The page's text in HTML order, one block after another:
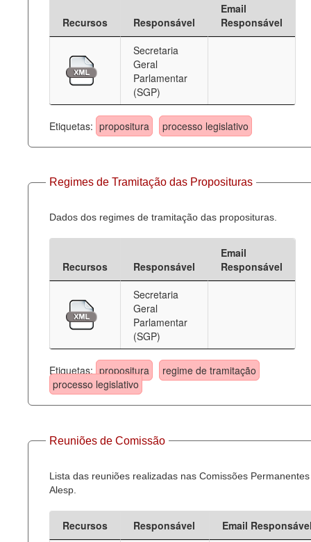
Recursos Responsável
Email
Responsável
Secretaria
Geral
Parlamentar
(SGP)
Etiquetas: propositura processo legislativo
Regimes de Tramitação das Proposituras
Dados dos regimes de tramitação das proposituras.
Recursos Responsável
Email
Responsável
Secretaria
Geral
Parlamentar
(SGP)
Etiquetas: propositura
regime de tramitação
processo legislativo
Reuniões de Comissão
Lista das reuniões realizadas nas Comissões
Alesp.
Recursos Responsável
Email